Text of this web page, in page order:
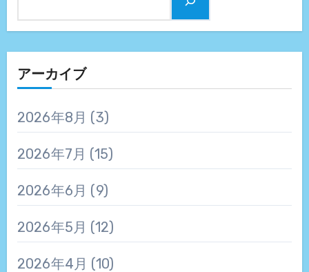
アーカイブ
2026年8月 (3)
2026年7月 (15)
2026年6月 (9)
2026年5月 (12)
2026年4月 (10)